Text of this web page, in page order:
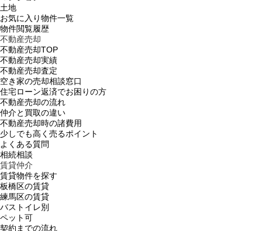
土地
お気に入り物件一覧
物件閲覧履歴
不動産売却
不動産売却TOP
不動産売却実績
不動産売却査定
空き家の売却相談窓口
住宅ローン返済でお困りの方
不動産売却の流れ
仲介と買取の違い
不動産売却時の諸費用
少しでも高く売るポイント
よくある質問
相続相談
賃貸仲介
賃貸物件を探す
板橋区の賃貸
練馬区の賃貸
バストイレ別
ペット可
契約までの流れ